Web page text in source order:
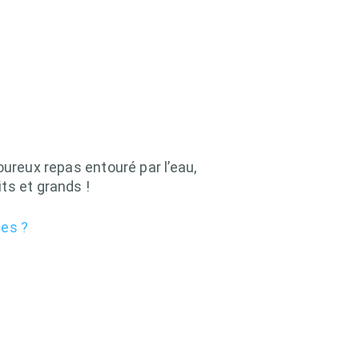
repas entouré par l’eau,
et grands !
?